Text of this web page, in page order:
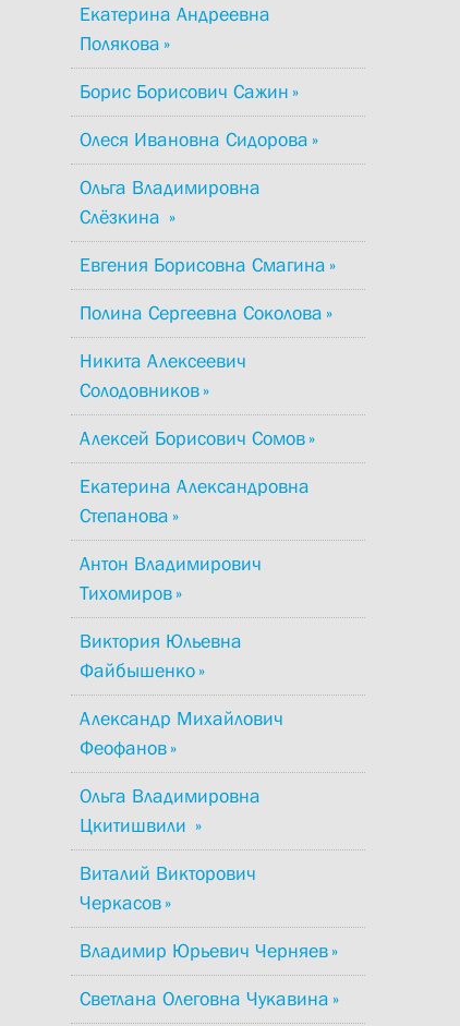
Екатерина Андреевна
Полякова
Борис Борисович Сажин
Олеся Ивановна Сидорова
Ольга Владимировна
Слёзкина
Евгения Борисовна Смагина
Полина Сергеевна Соколова
Никита Алексеевич
Солодовников
Алексей Борисович Сомов
Екатерина Александровна
Степанова
Антон Владимирович
Тихомиров
Виктория Юльевна
Файбышенко
Александр Михайлович
Феофанов
Ольга Владимировна
Цкитишвили
Виталий Викторович
Черкасов
Владимир Юрьевич Черняев
Светлана Олеговна Чукавина